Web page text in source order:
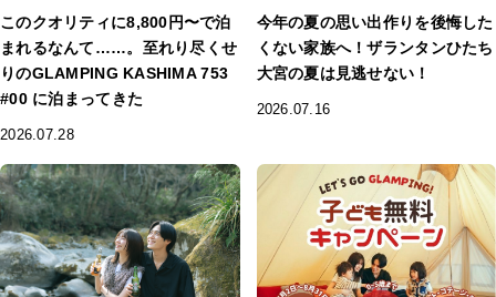
このクオリティに8,800円〜で泊
まれるなんて……。至れり尽くせ
りのGLAMPING KASHIMA 753
#00 に泊まってきた
2026.07.28
今年の夏の思い出作りを後悔した
くない家族へ！ザランタンひたち
大宮の夏は見逃せない！
2026.07.16